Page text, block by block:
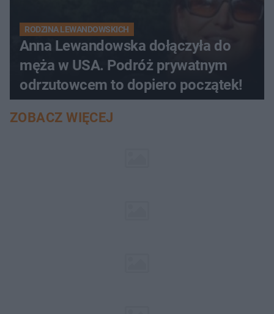
RODZINA LEWANDOWSKICH
Anna Lewandowska dołączyła do
męża w USA. Podróż prywatnym
odrzutowcem to dopiero początek!
ZOBACZ WIĘCEJ